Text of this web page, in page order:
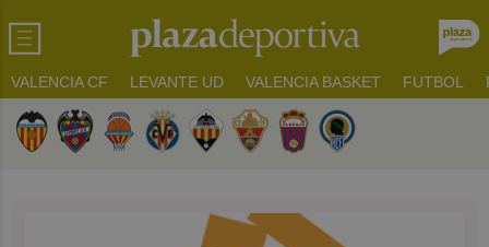
VALENCIA CF LEVANTE UD VALENCIA BASKET FUTBOL